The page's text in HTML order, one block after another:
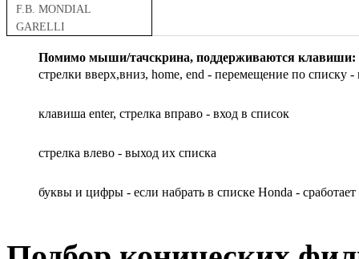
F.B. MONDIAL
GARELLI
GILERA
HARLEY DAVIDSON
HYOSUNG / KR MOTORS
KEEWAY
MBK
Помимо мыши/тачскрина, поддерживаются клавиши:
стрелки вверх,вниз, home, end - перемещение по списку
клавиша enter, стрелка вправо - вход в список
cтрелка влево - выход их списка
буквы и цифры - если набрать в списке Honda -